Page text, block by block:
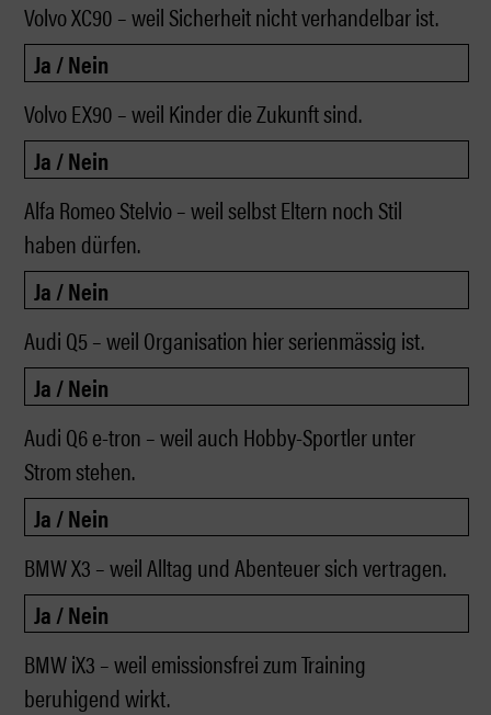
Volvo XC90 – weil Sicherheit nicht verhandelbar ist.
Volvo EX90 – weil Kinder die Zukunft sind.
Alfa Romeo Stelvio – weil selbst Eltern noch Stil
haben dürfen.
Audi Q5 – weil Organisation hier serienmässig ist.
Audi Q6 e-tron – weil auch Hobby-Sportler unter
Strom stehen.
BMW X3 – weil Alltag und Abenteuer sich vertragen.
BMW iX3 – weil emissionsfrei zum Training
beruhigend wirkt.